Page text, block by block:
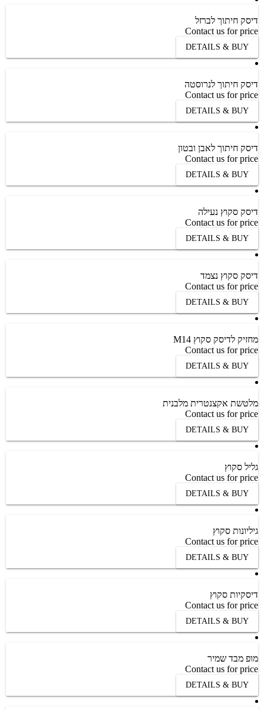
דיסק חיתוך לברזל
Contact us for price
DETAILS & BUY
דיסק חיתוך לנרוסטה
Contact us for price
DETAILS & BUY
דיסק חיתוך לאבן ובטון
Contact us for price
DETAILS & BUY
דיסק סקוץ נעילה
Contact us for price
DETAILS & BUY
דיסק סקוץ נצמד
Contact us for price
DETAILS & BUY
מחזיק לדיסק סקוץ M14
Contact us for price
DETAILS & BUY
מלטשת אקצנטרית מלבנית
Contact us for price
DETAILS & BUY
גליל סקוץ
Contact us for price
DETAILS & BUY
גיליונות סקוץ
Contact us for price
DETAILS & BUY
דיסקיות סקוץ
Contact us for price
DETAILS & BUY
מופ מבד שמיר
Contact us for price
DETAILS & BUY